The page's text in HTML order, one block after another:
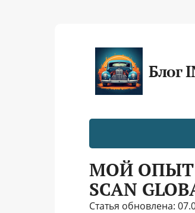
Блог
МОЙ ОПЫТ
SCAN
Статья обновлена: